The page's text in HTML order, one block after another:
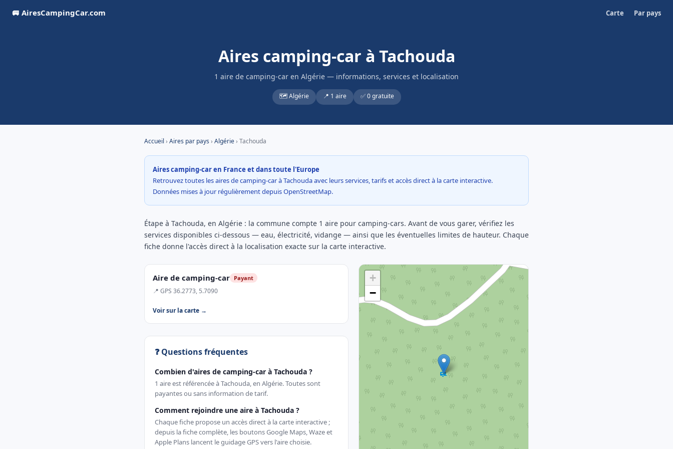
🚐 AiresCampingCar.com Carte Par pays
Aires camping-car à Tachouda
1 aire de camping-car en Algérie — informations, services et localisation
🗺️ Algérie 📍 1 aire ✅ 0 gratuite
Accueil › Aires par pays› Algérie› Tachouda
Aires camping-car en France et dans toute l'Europe
Retrouvez toutes les aires de camping-car à Tachouda avec leurs services, tarifs et accès direct à la carte interactive.
Données mises à jour régulièrement depuis OpenStreetMap.
Étape à Tachouda, en Algérie : la commune compte 1 aire pour camping-cars. Avant de vous garer, vérifiez les
services disponibles ci-dessous — eau, électricité, vidange — ainsi que les éventuelles limites de hauteur. Chaque
fiche donne l'accès direct à la localisation exacte sur la carte interactive.
Aire de camping-car Payant
📍 GPS 36.2773, 5.7090
Voir sur la carte →
❓ Questions fréquentes
Combien d'aires de camping-car à Tachouda ?
1 aire est référencée à Tachouda, en Algérie. Toutes sont
payantes ou sans information de tarif.
Comment rejoindre une aire à Tachouda ?
Chaque fiche propose un accès direct à la carte interactive ;
depuis la fiche complète, les boutons Google Maps, Waze et
Apple Plans lancent le guidage GPS vers l'aire choisie.
+
−